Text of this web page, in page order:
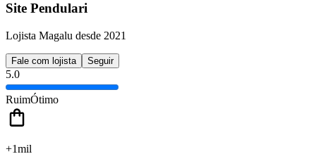
Site Pendulari
Lojista Magalu desde 2021
Fale com lojista Seguir
5.0
RuimÓtimo
+1mil